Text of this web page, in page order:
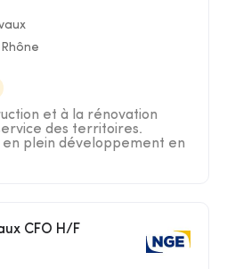
et à la rénovation
des territoires.
en plein développement en
CFO H/F